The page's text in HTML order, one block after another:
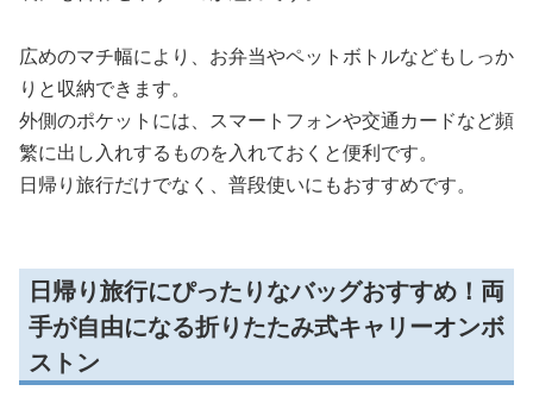
広めのマチ幅により、お弁当やペットボトルなどもしっか
りと収納できます。
外側のポケットには、スマートフォンや交通カードなど頻
繁に出し入れするものを入れておくと便利です。
日帰り旅行だけでなく、普段使いにもおすすめです。
日帰り旅行にぴったりなバッグおすすめ！両
手が自由になる折りたたみ式キャリーオンボ
ストン